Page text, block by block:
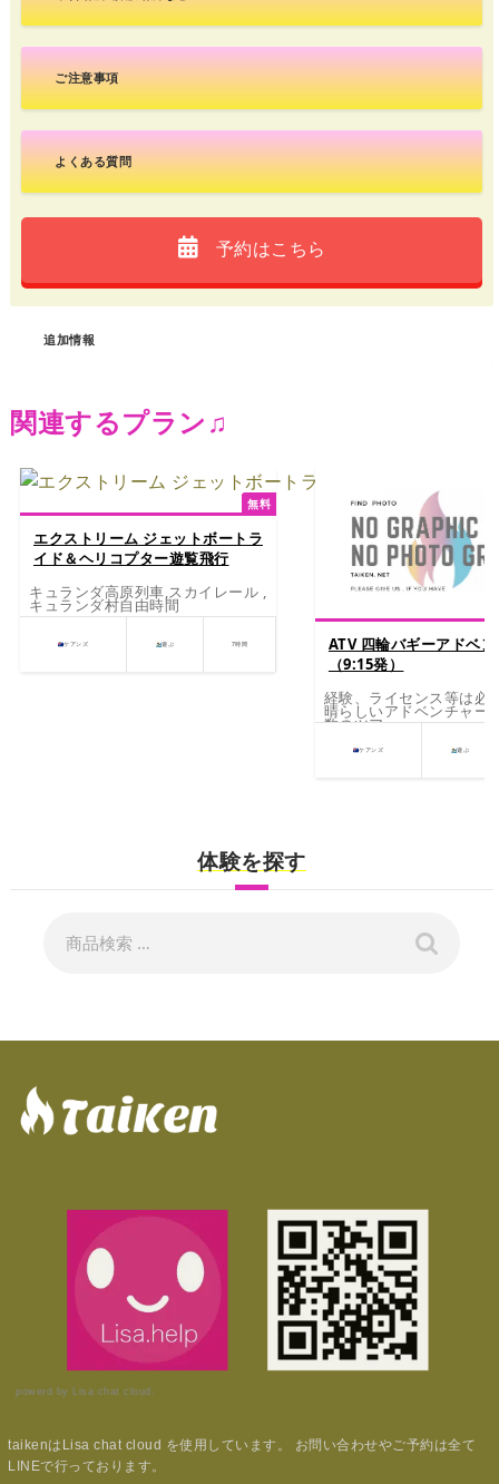
ご注意事項
よくある質問
予約はこちら
追加情報
関連するプラン♫
無料
エクストリーム ジェットボートラ
イド＆ヘリコプター遊覧飛行
キュランダ高原列車,スカイレール ,
キュランダ村自由時間
ケアンズ 遊ぶ 7時間
ATV 四輪バギーアドベ
（9:15発）
経験、ライセンス等は必
晴らしいアドベンチャー
数のツアー
ケアンズ 遊ぶ
体験を探す
powerd by Lisa chat cloud.
taikenはLisa chat cloud を使用しています。 お問い合わせやご予約は全て
LINEで行っております。